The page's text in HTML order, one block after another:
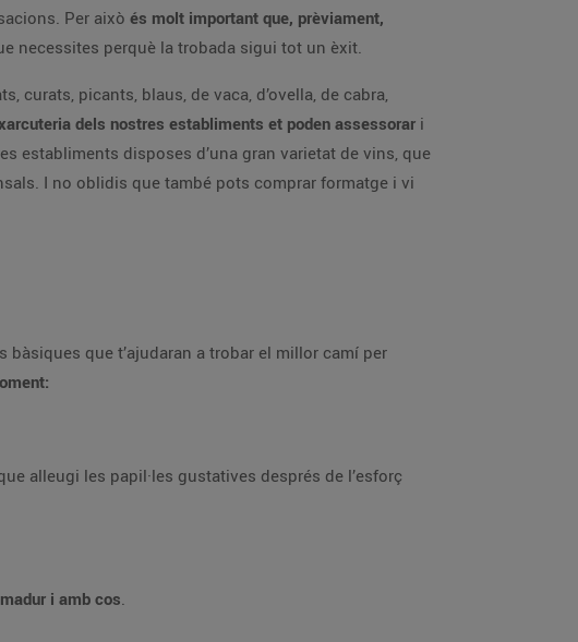
Per això és molt important que, prèviament,
necessites perquè la trobada sigui tot un èxit.
curats, picants, blaus, de vaca, d’ovella, de cabra,
dels nostres establiments et poden assessorar i
establiments disposes d’una gran varietat de vins, que
I no oblidis que també pots comprar formatge i vi
que t’ajudaran a trobar el millor camí per
alleugi les papil·les gustatives després de l’esforç
i amb cos.